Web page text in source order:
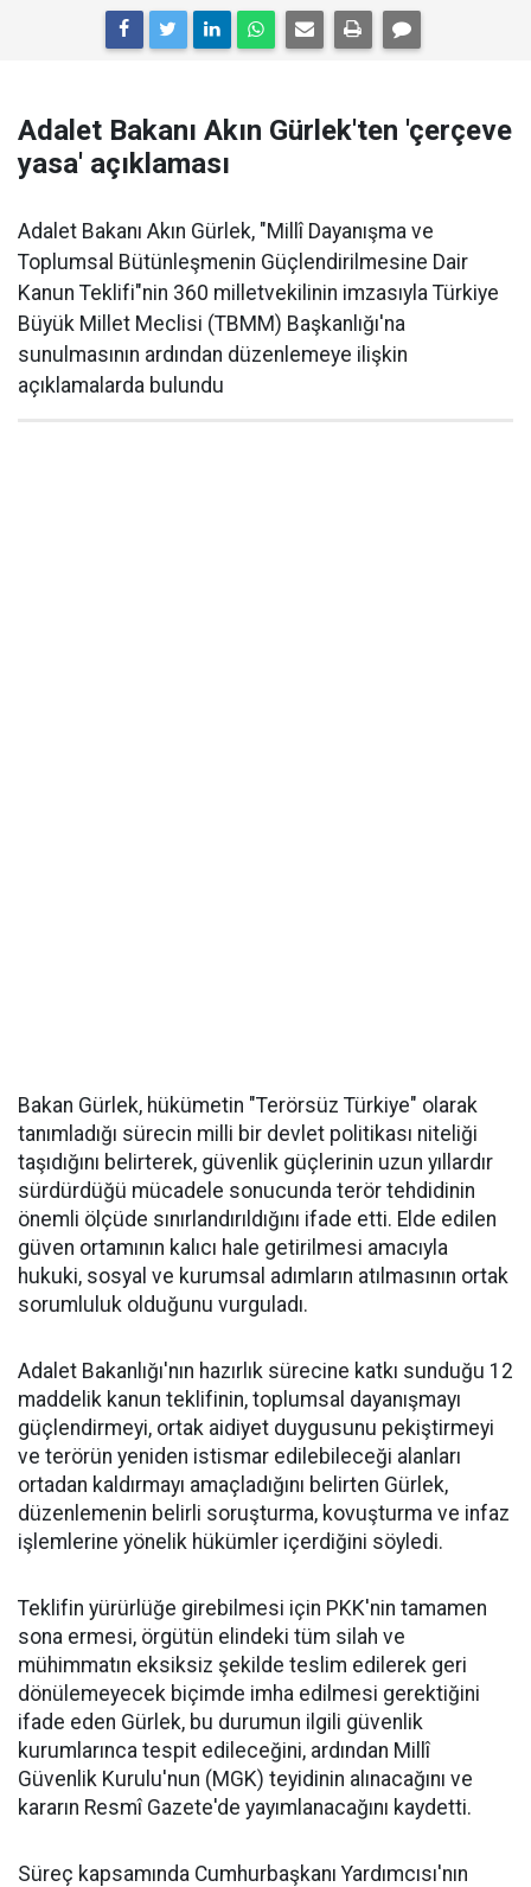
Adalet Bakanı Akın Gürlek'ten 'çerçeve
yasa' açıklaması
Adalet Bakanı Akın Gürlek, "Millî Dayanışma ve
Toplumsal Bütünleşmenin Güçlendirilmesine Dair
Kanun Teklifi"nin 360 milletvekilinin imzasıyla Türkiye
Büyük Millet Meclisi (TBMM) Başkanlığı'na
sunulmasının ardından düzenlemeye ilişkin
açıklamalarda bulundu
Bakan Gürlek, hükümetin "Terörsüz Türkiye" olarak
tanımladığı sürecin milli bir devlet politikası niteliği
taşıdığını belirterek, güvenlik güçlerinin uzun yıllardır
sürdürdüğü mücadele sonucunda terör tehdidinin
önemli ölçüde sınırlandırıldığını ifade etti. Elde edilen
güven ortamının kalıcı hale getirilmesi amacıyla
hukuki, sosyal ve kurumsal adımların atılmasının ortak
sorumluluk olduğunu vurguladı.
Adalet Bakanlığı'nın hazırlık sürecine katkı sunduğu 12
maddelik kanun teklifinin, toplumsal dayanışmayı
güçlendirmeyi, ortak aidiyet duygusunu pekiştirmeyi
ve terörün yeniden istismar edilebileceği alanları
ortadan kaldırmayı amaçladığını belirten Gürlek,
düzenlemenin belirli soruşturma, kovuşturma ve infaz
işlemlerine yönelik hükümler içerdiğini söyledi.
Teklifin yürürlüğe girebilmesi için PKK'nin tamamen
sona ermesi, örgütün elindeki tüm silah ve
mühimmatın eksiksiz şekilde teslim edilerek geri
dönülemeyecek biçimde imha edilmesi gerektiğini
ifade eden Gürlek, bu durumun ilgili güvenlik
kurumlarınca tespit edileceğini, ardından Millî
Güvenlik Kurulu'nun (MGK) teyidinin alınacağını ve
kararın Resmî Gazete'de yayımlanacağını kaydetti.
Süreç kapsamında Cumhurbaşkanı Yardımcısı'nın